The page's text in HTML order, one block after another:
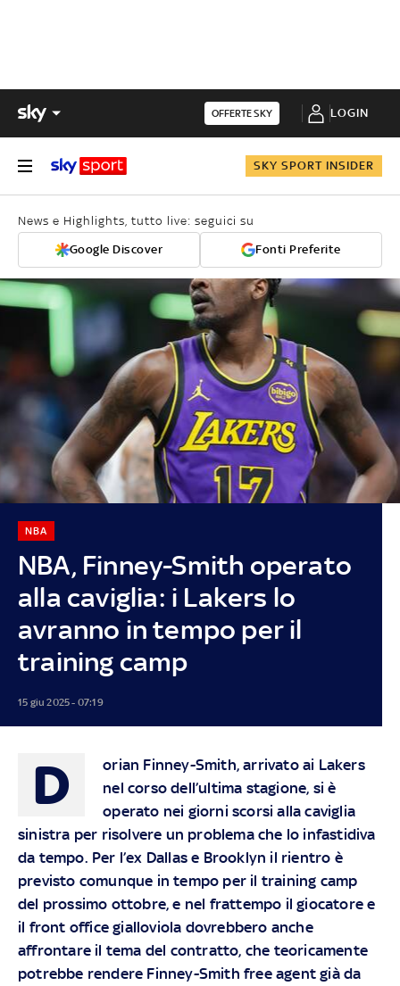
OFFERTE SKY LOGIN
SKY SPORT INSIDER
News e Highlights, tutto live: seguici su
Google Discover Fonti Preferite
NBA, Finney-Smith operato
alla caviglia: i Lakers lo
avranno in tempo per il
training camp
NBA
15 giu 2025 - 07:19
D
orian Finney-Smith, arrivato ai Lakers
nel corso dell’ultima stagione, si è
operato nei giorni scorsi alla caviglia
sinistra per risolvere un problema che lo infastidiva
da tempo. Per l’ex Dallas e Brooklyn il rientro è
previsto comunque in tempo per il training camp
del prossimo ottobre, e nel frattempo il giocatore e
il front office gialloviola dovrebbero anche
affrontare il tema del contratto, che teoricamente
potrebbe rendere Finney-Smith free agent già da